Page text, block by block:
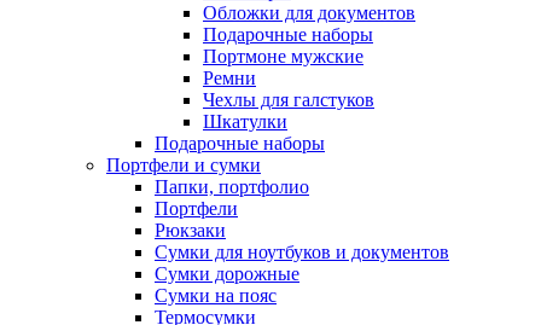
Обложки для документов
Подарочные наборы
Портмоне мужские
Ремни
Чехлы для галстуков
Шкатулки
Подарочные наборы
Портфели и сумки
Папки, портфолио
Портфели
Рюкзаки
Сумки для ноутбуков и документов
Сумки дорожные
Сумки на пояс
Термосумки